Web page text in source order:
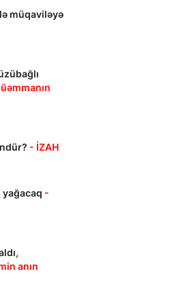
müqaviləyə
- İZAH
yağacaq -
anın